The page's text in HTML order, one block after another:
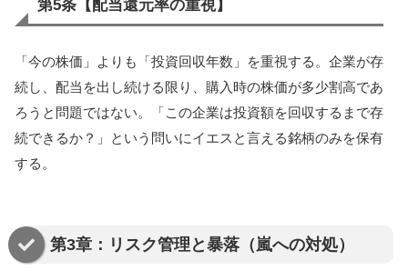
第5条【配当還元率の重視】
「今の株価」よりも「投資回収年数」を重視する。企業が存
続し、配当を出し続ける限り、購入時の株価が多少割高であ
ろうと問題ではない。「この企業は投資額を回収するまで存
続できるか？」という問いにイエスと言える銘柄のみを保有
する。
第3章：リスク管理と暴落（嵐への対処）